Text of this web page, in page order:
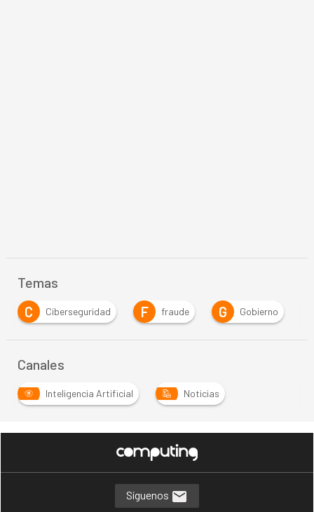
Temas
C
Ciberseguridad F fraude G Gobierno
Canales
Inteligencia Artificial Noticias
Síguenos